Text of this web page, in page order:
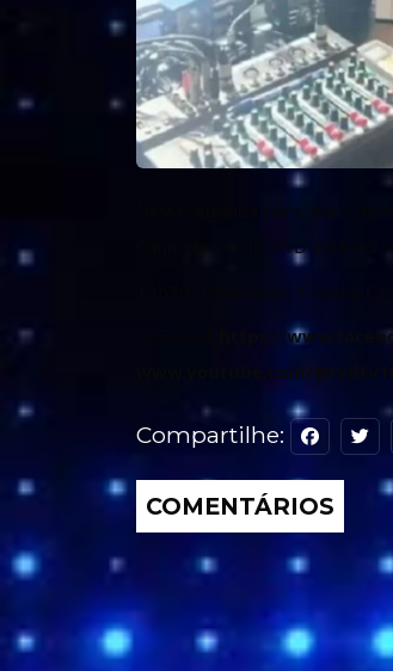
Nesta segunda-feira, dia 5,
Canal da RÁDIO RVD WEB no
13h30- Convidado: Cláudio
https://
www.youtube.com/@rvdtv10
Compartilhe:
COMENTÁRIOS